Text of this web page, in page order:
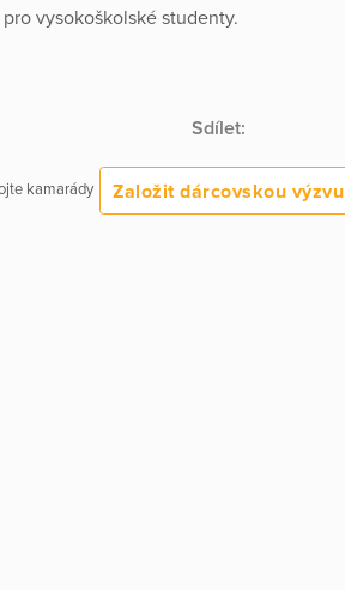
vysokoškolské studenty.
Sdílet:
kamarády Založit dárcovskou výzvu